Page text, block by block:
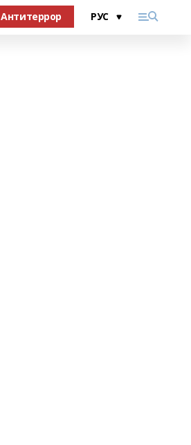
Антитеррор